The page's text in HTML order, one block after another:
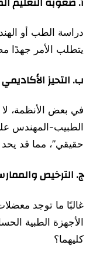
دراسة الطب أو
يتطلب الأمر جهدًا
ب. التحيز
في بعض الأنظمة،
الطبيب-المهندس
حقيقي”، مما قد
ج. الترخيص
غالبًا ما توجد
الأجهزة الطبية
كليهما؟